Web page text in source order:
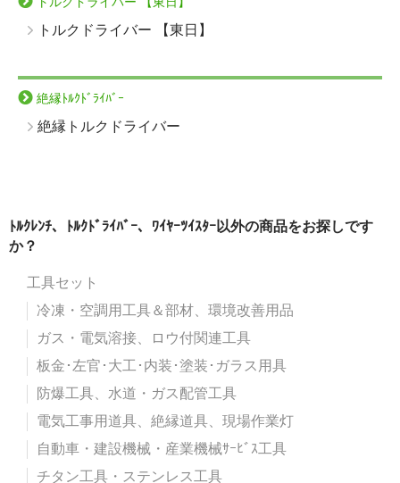
トルクドライバー 【東日】
絶縁ﾄﾙｸﾄﾞﾗｲﾊﾞｰ
絶縁トルクドライバー
ﾄﾙｸﾚﾝﾁ、ﾄﾙｸﾄﾞﾗｲﾊﾞｰ、ﾜｲﾔｰﾂｲｽﾀｰ以外の商品をお探しです
か？
工具セット
冷凍・空調用工具＆部材、環境改善用品
ガス・電気溶接、ロウ付関連工具
板金･左官･大工･内装･塗装･ガラス用具
防爆工具、水道・ガス配管工具
電気工事用道具、絶縁道具、現場作業灯
自動車・建設機械・産業機械ｻｰﾋﾞｽ工具
チタン工具・ステンレス工具